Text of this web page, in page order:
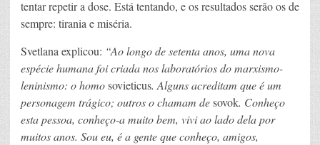
tentar repetir a dose. Está tentando, e os resultados serão os de
sempre: tirania e miséria.
Svetlana explicou: “Ao longo de setenta anos, uma nova
espécie humana foi criada nos laboratórios do marxismo-
leninismo: o homosovieticus. Alguns acreditam que é um
personagem trágico; outros o chamam desovok. Conheço
esta pessoa, conheço-a muito bem, vivi ao lado dela por
muitos anos. Sou eu, é a gente que conheço, amigos,